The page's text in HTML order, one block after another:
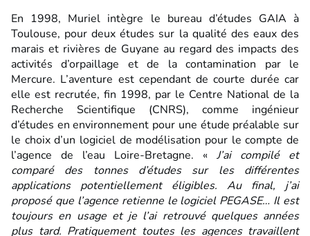
En 1998, Muriel intègre le bureau d’études GAIA à
Toulouse, pour deux études sur la qualité des eaux des
marais et rivières de Guyane au regard des impacts des
activités d’orpaillage et de la contamination par le
Mercure. L’aventure est cependant de courte durée car
elle est recrutée, fin 1998, par le Centre National de la
Recherche Scientifique (CNRS), comme ingénieur
d’études en environnement pour une étude préalable sur
le choix d’un logiciel de modélisation pour le compte de
l’agence de l’eau Loire-Bretagne. « J’ai compilé et
comparé des tonnes d’études sur les différentes
applications potentiellement éligibles. Au final, j’ai
proposé que l’agence retienne le logiciel PEGASE… Il est
toujours en usage et je l’ai retrouvé quelques années
plus tard. Pratiquement toutes les agences travaillent